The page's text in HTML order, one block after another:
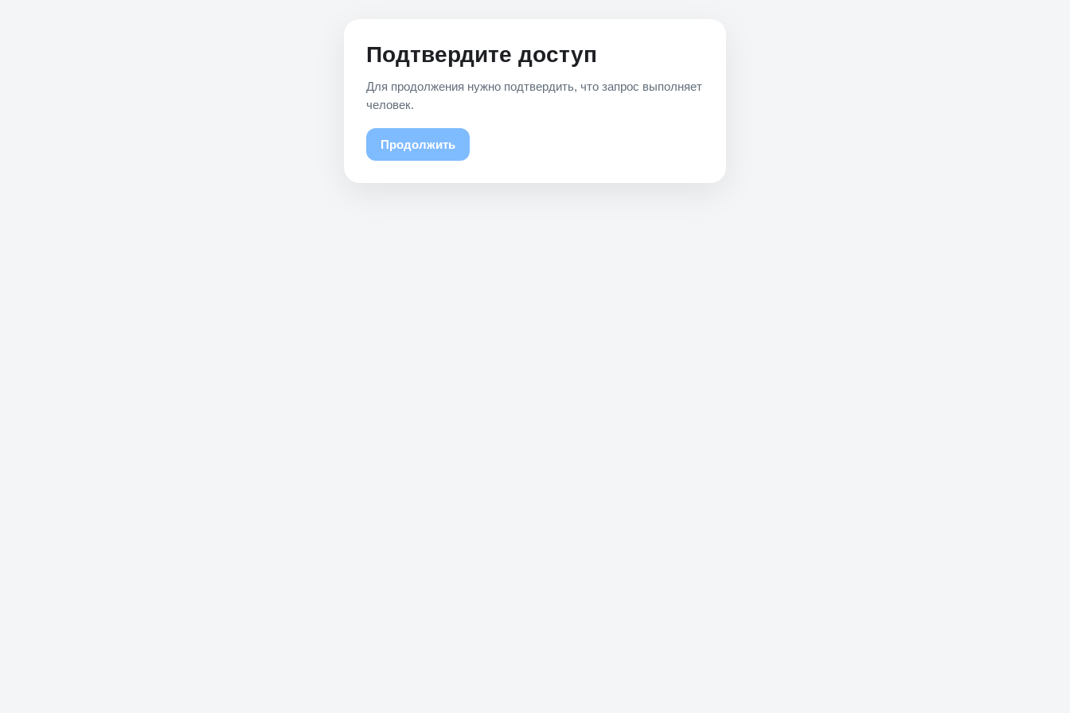
Подтвердите доступ
Для продолжения нужно подтвердить, что запрос выполняет
человек.
Продолжить